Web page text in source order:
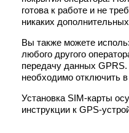
готова к работе и не
никаких
Вы также можете
любого другого
передачу данных
необходимо отключить
Установка SIM-карты
инструкции к GPS-